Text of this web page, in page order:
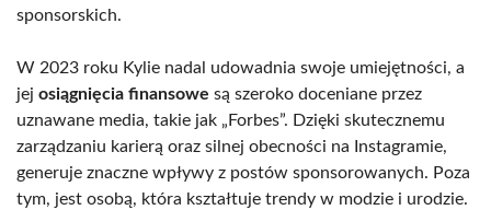
sponsorskich.
W 2023 roku Kylie nadal udowadnia swoje umiejętności, a
jej osiągnięcia finansowe są szeroko doceniane przez
uznawane media, takie jak „Forbes”. Dzięki skutecznemu
zarządzaniu karierą oraz silnej obecności na Instagramie,
generuje znaczne wpływy z postów sponsorowanych. Poza
tym, jest osobą, która kształtuje trendy w modzie i urodzie.